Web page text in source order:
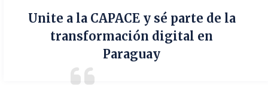
Unite a la CAPACE y sé parte de la
transformación digital en
Paraguay